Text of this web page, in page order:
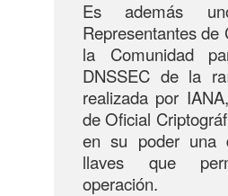
Es además
Representantes de
la Comunidad
DNSSEC de la
realizada por
de Oficial
en su poder una
llaves que
operación.